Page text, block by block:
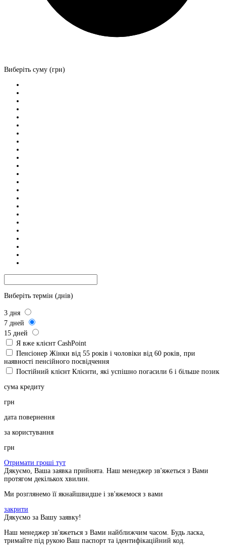
Виберіть суму (грн)
Виберіть термін (днів)
3 дня
7 дней
15 дней
Я вже клієнт CashPoint
Пенсіонер Жінки від 55 років і чоловіки від 60 років, при
наявності пенсійного посвідчення
Постійний клієнт Клієнти, які успішно погасили 6 і більше позик
сума кредиту
грн
дата повернення
за користування
грн
Отримати гроші тут
Дякуємо, Ваша заявка прийнята. Наш менеджер зв'яжеться з Вами
протягом декількох хвилин.
Ми розглянемо її якнайшвидше і зв'яжемося з вами
закрити
Дякуємо за Вашу заявку!
Наш менеджер зв'яжеться з Вами найближчим часом. Будь ласка,
тримайте під рукою Ваш паспорт та ідентифікаційний код.